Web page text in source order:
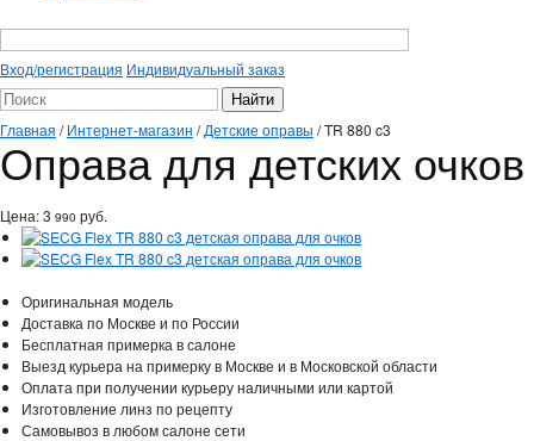
Вход/регистрация Индивидуальный заказ
Главная /Интернет-магазин /Детские оправы /TR 880 c3
Оправа для детских
Цена:3 990 руб.
Оригинальная модель
Доставка по Москве и по России
Бесплатная примерка в салоне
Выезд курьера на примерку в Москве и в Московской области
Оплата при получении курьеру наличными или картой
Изготовление линз по рецепту
Самовывоз в любом салоне сети